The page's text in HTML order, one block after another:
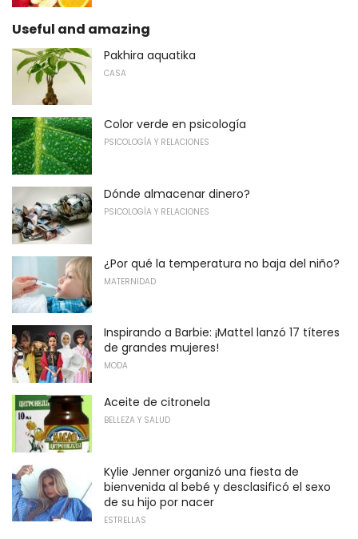
Useful and amazing
Pakhira aquatika
CASA
Color verde en psicología
PSICOLOGÍA Y RELACIONES
Dónde almacenar dinero?
PSICOLOGÍA Y RELACIONES
¿Por qué la temperatura no baja del niño?
MATERNIDAD
Inspirando a Barbie: ¡Mattel lanzó 17 títeres
de grandes mujeres!
MODA
Aceite de citronela
BELLEZA Y SALUD
Kylie Jenner organizó una fiesta de
bienvenida al bebé y desclasificó el sexo
de su hijo por nacer
ESTRELLAS